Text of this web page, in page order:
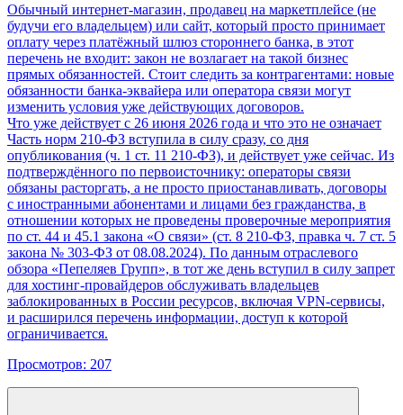
Обычный интернет-магазин, продавец на маркетплейсе (не
будучи его владельцем) или сайт, который просто принимает
оплату через платёжный шлюз стороннего банка, в этот
перечень не входит: закон не возлагает на такой бизнес
прямых обязанностей. Стоит следить за контрагентами: новые
обязанности банка-эквайера или оператора связи могут
изменить условия уже действующих договоров.
Что уже действует с 26 июня 2026 года и что это не означает
Часть норм 210-ФЗ вступила в силу сразу, со дня
опубликования (ч. 1 ст. 11 210-ФЗ), и действует уже сейчас. Из
подтверждённого по первоисточнику: операторы связи
обязаны расторгать, а не просто приостанавливать, договоры
с иностранными абонентами и лицами без гражданства, в
отношении которых не проведены проверочные мероприятия
по ст. 44 и 45.1 закона «О связи» (ст. 8 210-ФЗ, правка ч. 7 ст. 5
закона № 303-ФЗ от 08.08.2024). По данным отраслевого
обзора «Пепеляев Групп», в тот же день вступил в силу запрет
для хостинг-провайдеров обслуживать владельцев
заблокированных в России ресурсов, включая VPN-сервисы,
и расширился перечень информации, доступ к которой
ограничивается.
Просмотров: 207